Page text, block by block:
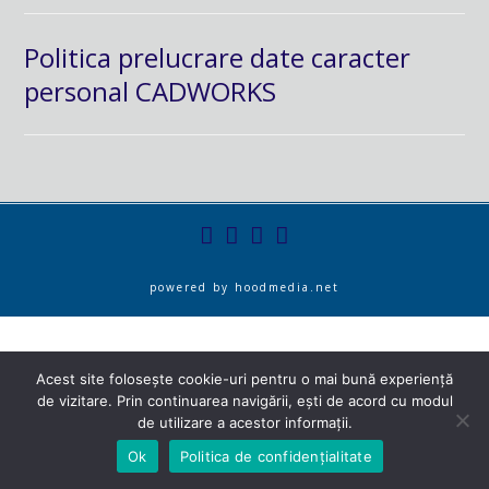
Politica prelucrare date caracter
personal CADWORKS
powered by hoodmedia.net
Acest site folosește cookie-uri pentru o mai bună experiență
de vizitare. Prin continuarea navigării, ești de acord cu modul
de utilizare a acestor informații.
Ok
Politica de confidențialitate